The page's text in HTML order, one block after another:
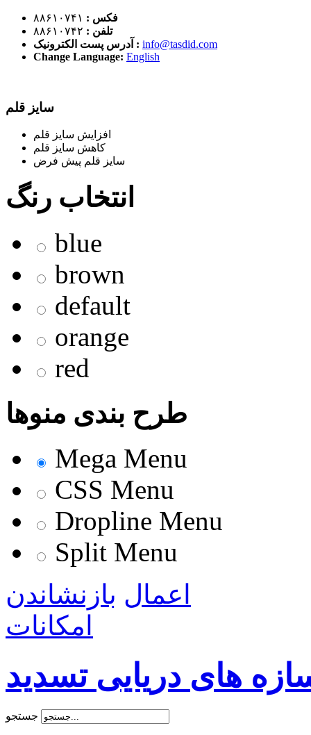
فکس : ۸۸۶۱۰۷۴۱
تلفن : ۸۸۶۱۰۷۴۲
آدرس پست الکترونیک : info@tasdid.com
Change Language: English
سایز قلم
افزایش سایز قلم
کاهش سایز قلم
سایز قلم پیش فرض
انتخاب رنگ
blue
brown
default
orange
red
طرح بندی منوها
Mega Menu
CSS Menu
Dropline Menu
Split Menu
اعمال بازنشاندن
امکانات
های دریایی تسدید